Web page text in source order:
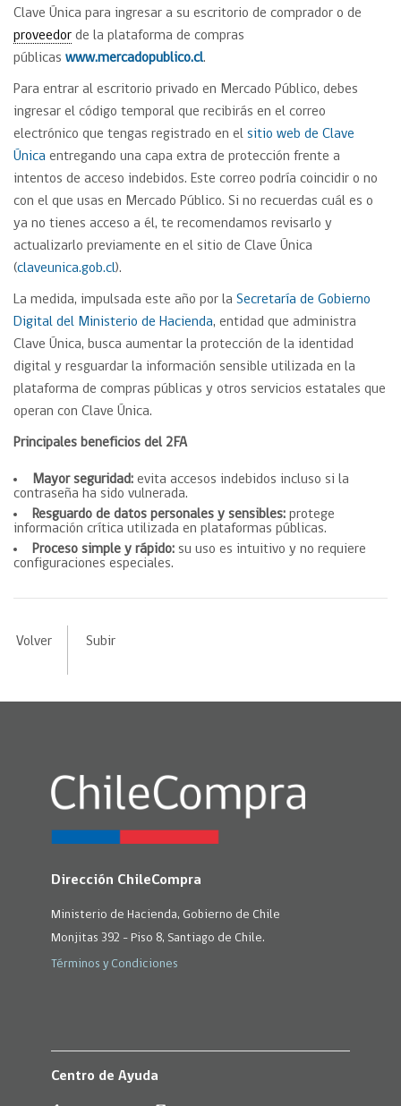
Clave Única para ingresar a su escritorio de comprador o de
proveedor de la plataforma de compras
públicas www.mercadopublico.cl.
Para entrar al escritorio privado en Mercado Público, debes
ingresar el código temporal que recibirás en el correo
electrónico que tengas registrado en el sitio web de Clave
Única entregando una capa extra de protección frente a
intentos de acceso indebidos. Este correo podría coincidir o no
con el que usas en Mercado Público. Si no recuerdas cuál es o
ya no tienes acceso a él, te recomendamos revisarlo y
actualizarlo previamente en el sitio de Clave Única
(claveunica.gob.cl).
La medida, impulsada este año por la Secretaría de Gobierno
Digital del Ministerio de Hacienda, entidad que administra
Clave Única, busca aumentar la protección de la identidad
digital y resguardar la información sensible utilizada en la
plataforma de compras públicas y otros servicios estatales que
operan con Clave Única.
Principales beneficios del 2FA
Mayor seguridad: evita accesos indebidos incluso si la
contraseña ha sido vulnerada.
Resguardo de datos personales y sensibles: protege
información crítica utilizada en plataformas públicas.
Proceso simple y rápido: su uso es intuitivo y no requiere
configuraciones especiales.
Volver Subir
Dirección ChileCompra
Ministerio de Hacienda, Gobierno de Chile
Monjitas 392 - Piso 8, Santiago de Chile.
Términos y Condiciones
Centro de Ayuda